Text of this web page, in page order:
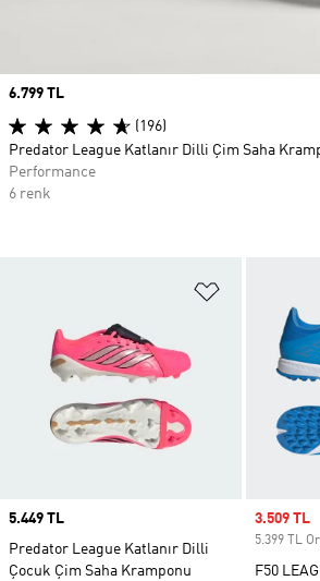
Price
5.449 TL
Predator League Katlanır Dilli
Çocuk Çim Saha Kramponu
Sale price
3.509 TL
5.399 TL
F50
Price
6.799 TL
(196)
Predator League Katlanır Dilli Çim Saha
Performance
6 renk